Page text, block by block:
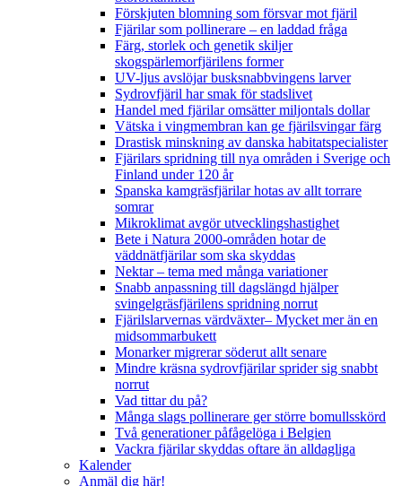
Förskjuten blomning som försvar mot fjäril
Fjärilar som pollinerare – en laddad fråga
Färg, storlek och genetik skiljer
skogspärlemorfjärilens former
UV-ljus avslöjar busksnabbvingens larver
Sydrovfjäril har smak för stadslivet
Handel med fjärilar omsätter miljontals dollar
Vätska i vingmembran kan ge fjärilsvingar färg
Drastisk minskning av danska habitatspecialister
Fjärilars spridning till nya områden i Sverige och
Finland under 120 år
Spanska kamgräsfjärilar hotas av allt torrare
somrar
Mikroklimat avgör utvecklingshastighet
Bete i Natura 2000-områden hotar de
väddnätfjärilar som ska skyddas
Nektar – tema med många variationer
Snabb anpassning till dagslängd hjälper
svingelgräsfjärilens spridning norrut
Fjärilslarvernas värdväxter– Mycket mer än en
midsommarbukett
Monarker migrerar söderut allt senare
Mindre kräsna sydrovfjärilar sprider sig snabbt
norrut
Vad tittar du på?
Många slags pollinerare ger större bomullsskörd
Två generationer påfågelöga i Belgien
Vackra fjärilar skyddas oftare än alldagliga
Kalender
Anmäl dig här!